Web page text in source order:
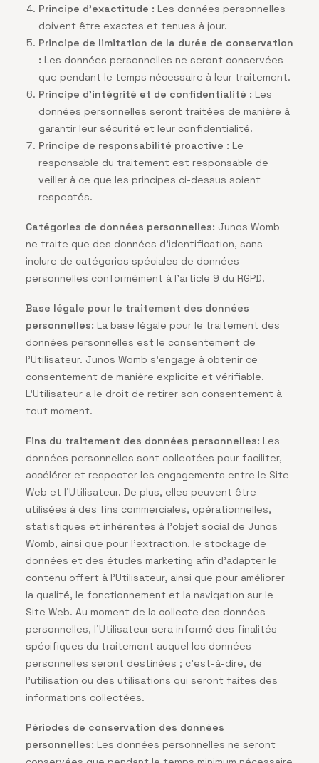
Principe d’exactitude : Les données personnelles
doivent être exactes et tenues à jour.
Principe de limitation de la durée de conservation
: Les données personnelles ne seront conservées
que pendant le temps nécessaire à leur traitement.
Principe d’intégrité et de confidentialité : Les
données personnelles seront traitées de manière à
garantir leur sécurité et leur confidentialité.
Principe de responsabilité proactive : Le
responsable du traitement est responsable de
veiller à ce que les principes ci-dessus soient
respectés.
Catégories de données personnelles: Junos Womb
ne traite que des données d’identification, sans
inclure de catégories spéciales de données
personnelles conformément à l’article 9 du RGPD.
Base légale pour le traitement des données
personnelles: La base légale pour le traitement des
données personnelles est le consentement de
l’Utilisateur. Junos Womb s’engage à obtenir ce
consentement de manière explicite et vérifiable.
L’Utilisateur a le droit de retirer son consentement à
tout moment.
Fins du traitement des données personnelles: Les
données personnelles sont collectées pour faciliter,
accélérer et respecter les engagements entre le Site
Web et l’Utilisateur. De plus, elles peuvent être
utilisées à des fins commerciales, opérationnelles,
statistiques et inhérentes à l’objet social de Junos
Womb, ainsi que pour l’extraction, le stockage de
données et des études marketing afin d’adapter le
contenu offert à l’Utilisateur, ainsi que pour améliorer
la qualité, le fonctionnement et la navigation sur le
Site Web. Au moment de la collecte des données
personnelles, l’Utilisateur sera informé des finalités
spécifiques du traitement auquel les données
personnelles seront destinées ; c’est-à-dire, de
l’utilisation ou des utilisations qui seront faites des
informations collectées.
Périodes de conservation des données
personnelles: Les données personnelles ne seront